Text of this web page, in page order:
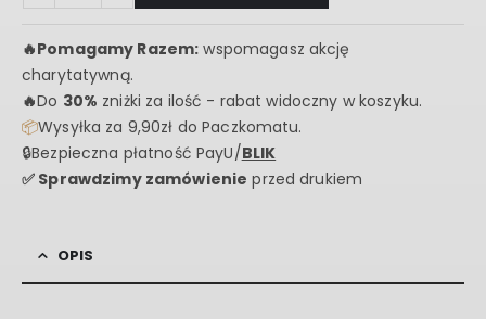
🔥Pomagamy Razem: wspomagasz akcję
charytatywną.
🔥Do 30% zniżki za ilość - rabat widoczny w koszyku.
📦Wysyłka za 9,90zł do Paczkomatu.
🔒Bezpieczna płatność PayU/BLIK
✅ Sprawdzimy zamówienie przed drukiem
OPIS